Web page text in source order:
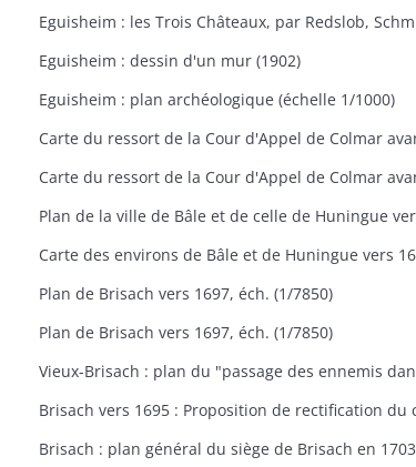
Eguisheim : dessin d'un mur (1902)
Eguisheim : plan archéologique (échelle 1/1000)
Plan de Brisach vers 1697, éch. (1/7850)
Plan de Brisach vers 1697, éch. (1/7850)
Brisach : plan général du siège de Brisach en 1703